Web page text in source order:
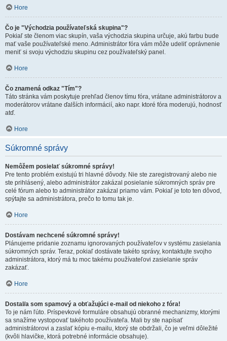
Hore
Čo je "Východzia používateľská skupina"?
Pokiaľ ste členom viac skupín, vaša východzia skupina určuje, akú farbu bude
mať vaše používateľské meno. Administrátor fóra vám môže udeliť oprávnenie
meniť si svoju východziu skupinu cez používateľský panel.
Hore
Čo znamená odkaz "Tím"?
Táto stránka vám poskytuje prehľad členov tímu fóra, vrátane administrátorov a
moderátorov vrátane ďalších informácií, ako napr. ktoré fóra moderujú, hodnosť
atď.
Hore
Súkromné správy
Nemôžem posielať súkromné správy!
Pre tento problém existujú tri hlavné dôvody. Nie ste zaregistrovaný alebo nie
ste prihlásený, alebo administrátor zakázal posielanie súkromných správ pre
celé fórum alebo to administrátor zakázal priamo vám. Pokiaľ je toto ten dôvod,
spýtajte sa administrátora, prečo to tomu tak je.
Hore
Dostávam nechcené súkromné správy!
Plánujeme pridanie zoznamu ignorovaných používateľov v systému zasielania
súkromných správ. Teraz, pokiaľ dostávate takéto správy, kontaktujte svojho
administrátora, ktorý má tu moc takému používateľovi zasielanie správ
zakázať.
Hore
Dostal/a som spamový a obťažujúci e-mail od niekoho z fóra!
To je nám ľúto. Príspevkové formuláre obsahujú obranné mechanizmy, ktorými
sa snažíme vystopovať takéhoto používateľa. Mali by ste napísať
administrátorovi a zaslať kópiu e-mailu, ktorý ste obdržali, čo je veľmi dôležité
(kvôli hlavičke, ktorá potrebné informácie obsahuje).